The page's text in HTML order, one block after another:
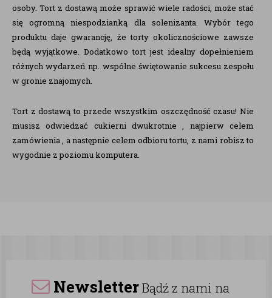
osoby. Tort z dostawą może sprawić wiele radości, może stać
się ogromną niespodzianką dla solenizanta. Wybór tego
produktu daje gwarancję, że torty okolicznościowe zawsze
będą wyjątkowe. Dodatkowo tort jest idealny dopełnieniem
różnych wydarzeń np. wspólne świętowanie sukcesu zespołu
w gronie znajomych.
Tort z dostawą to przede wszystkim oszczędność czasu! Nie
musisz odwiedzać cukierni dwukrotnie , najpierw celem
zamówienia , a następnie celem odbioru tortu, z nami robisz to
wygodnie z poziomu komputera.
NewsletterBądź z nami na